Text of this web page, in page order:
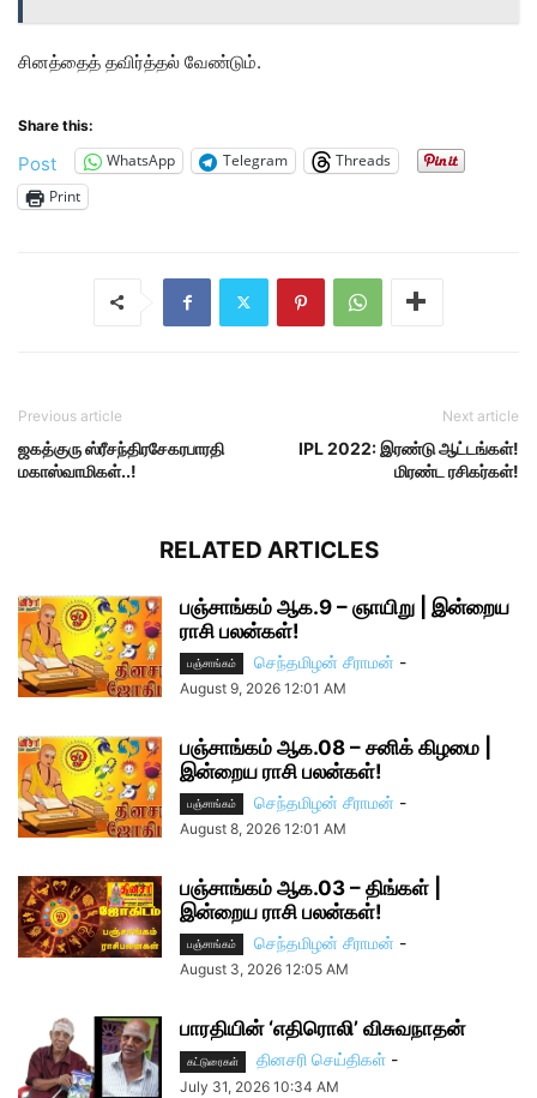
சினத்தைத் தவிர்த்தல் வேண்டும்.
Share this:
Post WhatsApp Telegram
Threads
Print
Previous article
ஜகத்குரு ஸ்ரீசந்திரசேகரபாரதி
மகாஸ்வாமிகள்..!
Next article
IPL 2022: இரண்டு ஆட்டங்கள்!
மிரண்ட ரசிகர்கள்!
RELATED ARTICLES
பஞ்சாங்கம் ஆக.9 – ஞாயிறு | இன்றைய
ராசி பலன்கள்!
பஞ்சாங்கம் செந்தமிழன் சீராமன் -
August 9, 2026 12:01 AM
பஞ்சாங்கம் ஆக.08 – சனிக் கிழமை |
இன்றைய ராசி பலன்கள்!
பஞ்சாங்கம் செந்தமிழன் சீராமன் -
August 8, 2026 12:01 AM
பஞ்சாங்கம் ஆக.03 – திங்கள் |
இன்றைய ராசி பலன்கள்!
பஞ்சாங்கம் செந்தமிழன் சீராமன் -
August 3, 2026 12:05 AM
பாரதியின் ‘எதிரொலி’ விசுவநாதன்
கட்டுரைகள் தினசரி செய்திகள் -
July 31, 2026 10:34 AM